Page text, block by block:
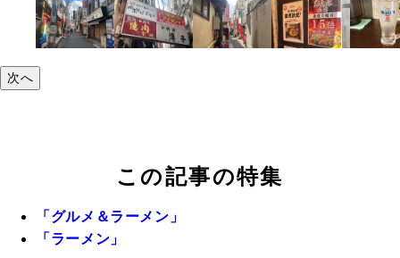
次へ
この記事の特集
「グルメ＆ラーメン」
「ラーメン」